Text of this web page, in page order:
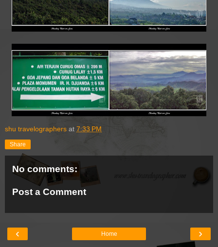
shu travelographers at 7:33 PM
Share
No comments:
Post a Comment
‹ ›
Home